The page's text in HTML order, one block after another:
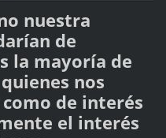
nuestra
de
la mayoría de
nos
de interés
el interés